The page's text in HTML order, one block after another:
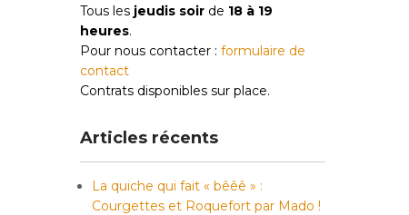
Tous les jeudis soir de 18 à 19
heures.
Pour nous contacter : formulaire de
contact
Contrats disponibles sur place.
Articles récents
La quiche qui fait « bêêê » :
Courgettes et Roquefort par Mado !